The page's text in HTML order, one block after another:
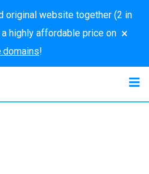
original website together (2 in
highly affordable price on
!
×